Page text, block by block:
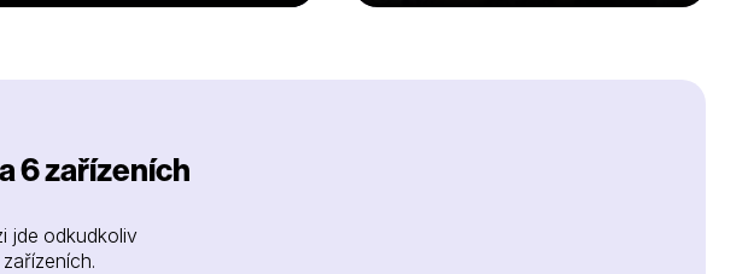
6 zařízeních
jde odkudkoliv